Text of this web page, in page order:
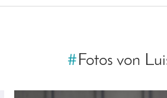
# Fotos von